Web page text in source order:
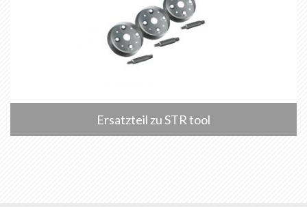
Ersatzteil zu STR tool